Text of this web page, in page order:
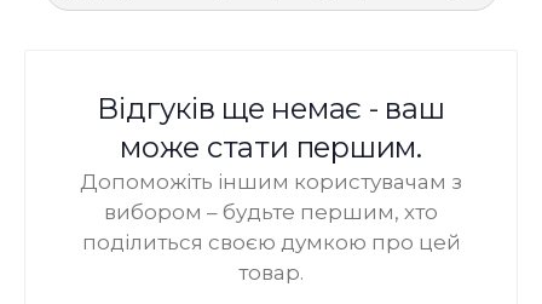
Відгуків ще немає - ваш
може стати першим.
Допоможіть іншим користувачам з
вибором – будьте першим, хто
поділиться своєю думкою про цей
товар.